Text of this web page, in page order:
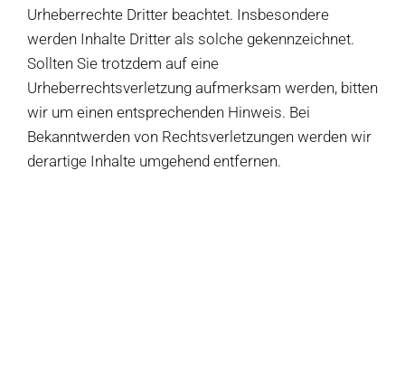
Urheberrechte Dritter beachtet. Insbesondere
werden Inhalte Dritter als solche gekennzeichnet.
Sollten Sie trotzdem auf eine
Urheberrechtsverletzung aufmerksam werden, bitten
wir um einen entsprechenden Hinweis. Bei
Bekanntwerden von Rechtsverletzungen werden wir
derartige Inhalte umgehend entfernen.